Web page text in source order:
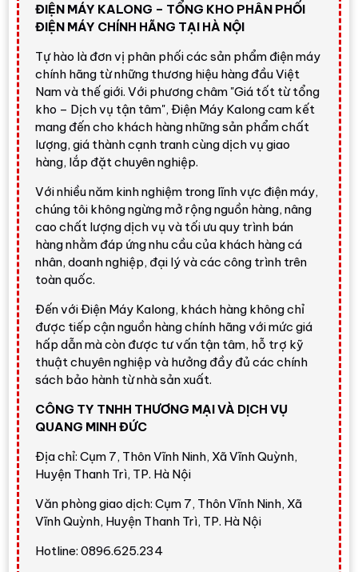
Tủ lạnh Toshiba GR-RF677WI-PMV(06)-MG
515L chính hãng, giá tốt tại Điện Máy Kalong
Giá tham khảo tại Điện Máy Kalong: Liên hệ để
nhận giá tốt nhất.
chương trình ưu đãi. Vui lòng liên hệ0896.625.234
để kiểm tra hàng, xác nhận chính sách bảo hành,
phương án vận chuyển lắp đặt và nhận báo giá mới
nhất tạiĐiện Máy Kalong.
Tổng quan Tủ lạnh Toshiba GR-
RF677WI-PMV(06)-MG
Toshiba GR-RF677WI-PMV(06)-MG
cửa thuộc dòngSmart - PureAIR , dung tích sử dụng
515
lít
4 cửa Multi Doorgiúp người dùng chia thực phẩm thành
nhiều khu vực rõ ràng hơn so với tủ 2 cánh truyền thống,
đồng thời hạn chế mở toàn bộ khoang khi chỉ cần lấy
một nhóm thực phẩm.
Model này nổi bật vớiPureAIR
khuẩn trong cả ngăn mát và ngăn đông,
ĐIỆN MÁY KALONG – TỔNG KHO PHÂN PHỐI
ĐIỆN MÁY CHÍNH HÃNG TẠI HÀ NỘI
Tự hào là đơn vị phân phối các sản phẩm điện máy
chính hãng từ những thương hiệu hàng đầu Việt
Nam và thế giới. Với phương châm "Giá tốt từ tổng
kho – Dịch vụ tận tâm", Điện Máy Kalong cam kết
mang đến cho khách hàng những sản phẩm chất
lượng, giá thành cạnh tranh cùng dịch vụ giao
hàng, lắp đặt chuyên nghiệp.
Với nhiều năm kinh nghiệm trong lĩnh vực điện máy,
chúng tôi không ngừng mở rộng nguồn hàng, nâng
cao chất lượng dịch vụ và tối ưu quy trình bán
hàng nhằm đáp ứng nhu cầu của khách hàng cá
nhân, doanh nghiệp, đại lý và các công trình trên
toàn quốc.
Đến với Điện Máy Kalong, khách hàng không chỉ
được tiếp cận nguồn hàng chính hãng với mức giá
hấp dẫn mà còn được tư vấn tận tâm, hỗ trợ kỹ
thuật chuyên nghiệp và hưởng đầy đủ các chính
sách bảo hành từ nhà sản xuất.
CÔNG TY TNHH THƯƠNG MẠI VÀ DỊCH VỤ
QUANG MINH ĐỨC
Địa chỉ: Cụm 7, Thôn Vĩnh Ninh, Xã Vĩnh Quỳnh,
Huyện Thanh Trì, TP. Hà Nội
Văn phòng giao dịch: Cụm 7, Thôn Vĩnh Ninh, Xã
Vĩnh Quỳnh, Huyện Thanh Trì, TP. Hà Nội
Hotline: 0896.625.234